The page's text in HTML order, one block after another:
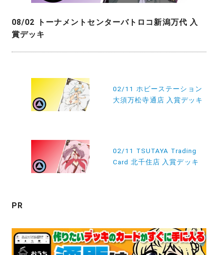
08/02 トーナメントセンターバトロコ新潟万代 入
賞デッキ
ン
02/11 ホビーステーション
大須万松寺通店 入賞デッキ
02/11 TSUTAYA Trading
Card 北千住店 入賞デッキ
PR